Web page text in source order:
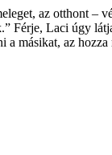
az otthont –
Férje, Laci úgy
másikat, az hozza